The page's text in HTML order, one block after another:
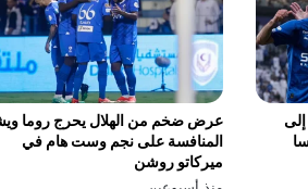
عرض ضخم من الهلال يحرج روما
المنافسة على نجم وست هام في
ميركاتو روشن